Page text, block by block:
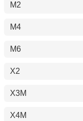
M2
M4
M6
X2
X3M
X4M